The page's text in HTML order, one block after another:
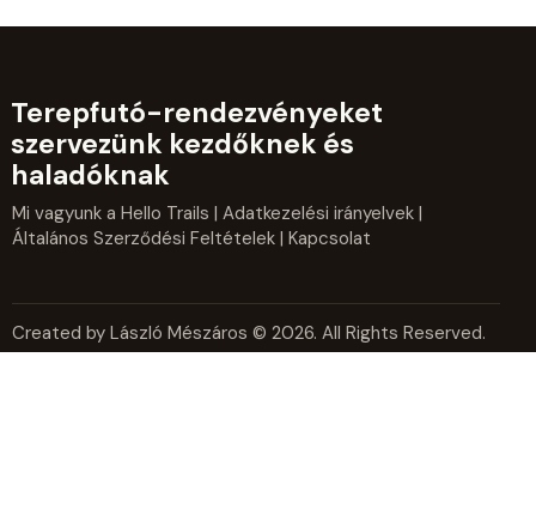
Terepfutó-rendezvényeket
szervezünk kezdőknek és
haladóknak
Mi vagyunk a Hello Trails | Adatkezelési irányelvek |
Általános Szerződési Feltételek | Kapcsolat
Created by László Mészáros © 2026. All Rights Reserved.